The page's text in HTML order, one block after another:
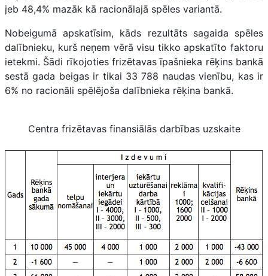
jeb 48,4% mazāk kā racionālajā spēles variantā.
Nobeigumā apskatīsim, kāds rezultāts sagaida spēles
dalībnieku, kurš neņem vērā visu tikko apskatīto faktoru
ietekmi. Šādi rīkojoties frizētavas īpašnieka rēķins bankā
sestā gada beigas ir tikai 33 788 naudas vienību, kas ir
6% no racionāli spēlējoša dalībnieka rēķina bankā.
Centra frizētavas finansiālās darbības uzskaite